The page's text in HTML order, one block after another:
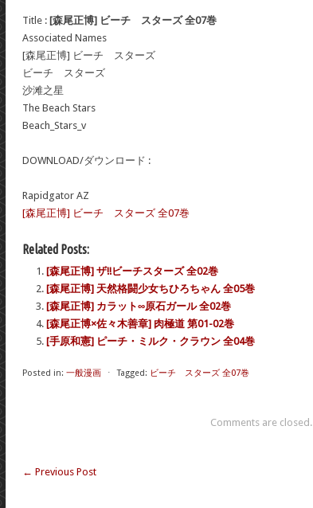
Title : [森尾正博] ビーチ スターズ 全07巻
Associated Names
[森尾正博] ビーチ スターズ
ビーチ スターズ
沙滩之星
The Beach Stars
Beach_Stars_v
DOWNLOAD/ダウンロード :
Rapidgator AZ
[森尾正博] ビーチ スターズ 全07巻
Related Posts:
[森尾正博] ザ!!ビーチスターズ 全02巻
[森尾正博] 天然格闘少女ちひろちゃん 全05巻
[森尾正博] カラット∞原石ガール 全02巻
[森尾正博×佐々木善章] 肉極道 第01-02巻
[手原和憲] ピーチ・ミルク・クラウン 全04巻
Posted in: 一般漫画 ⋅ Tagged: ビーチ スターズ 全07巻
Comments are closed.
← Previous Post